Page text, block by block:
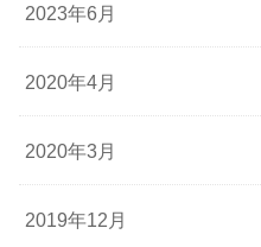
2023年6月
2020年4月
2020年3月
2019年12月